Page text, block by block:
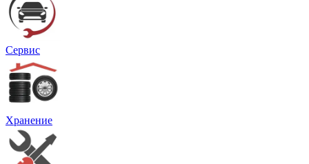
Сервис
Хранение